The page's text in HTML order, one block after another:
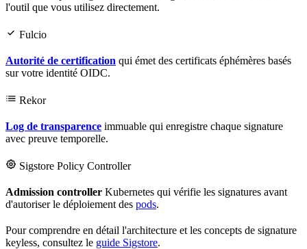
l'outil que vous utilisez directement.
Fulcio
Autorité de certification qui émet des certificats éphémères basés
sur votre identité OIDC.
Rekor
Log de transparence immuable qui enregistre chaque signature
avec preuve temporelle.
Sigstore Policy Controller
Admission controller Kubernetes qui vérifie les signatures avant
d'autoriser le déploiement des pods.
Pour comprendre en détail l'architecture et les concepts de signature
keyless, consultez le guide Sigstore.